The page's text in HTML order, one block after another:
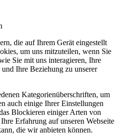
die auf Ihrem Gerät eingestellt
um uns mitzuteilen, wenn Sie
Sie mit uns interagieren, Ihre
Ihre Beziehung zu unserer
Kategorienüberschriften, um
auch einige Ihrer Einstellungen
Blockieren einiger Arten von
Erfahrung auf unseren Webseite
die wir anbieten können.